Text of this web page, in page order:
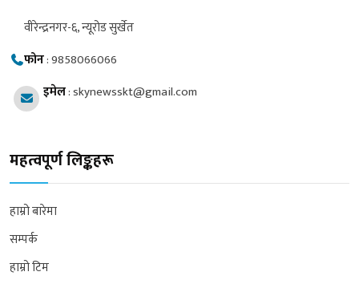
वीरेन्द्रनगर-६, न्यूरोड सुर्खेत
फोन:9858066066
इमेल:skynewsskt@gmail.com
महत्वपूर्ण लिङ्कहरू
हाम्रो बारेमा
सम्पर्क
हाम्रो टिम